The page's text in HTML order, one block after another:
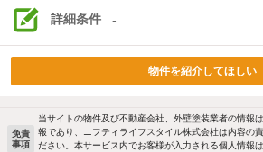
詳細条件 -
物件を紹介してほしい
免責
事項
当サイトの物件及び不動産会社、外壁塗装業者の情報
報であり、ニフティライフスタイル株式会社は内容の
ださい。本サービス内でお客様が入力される個人情報